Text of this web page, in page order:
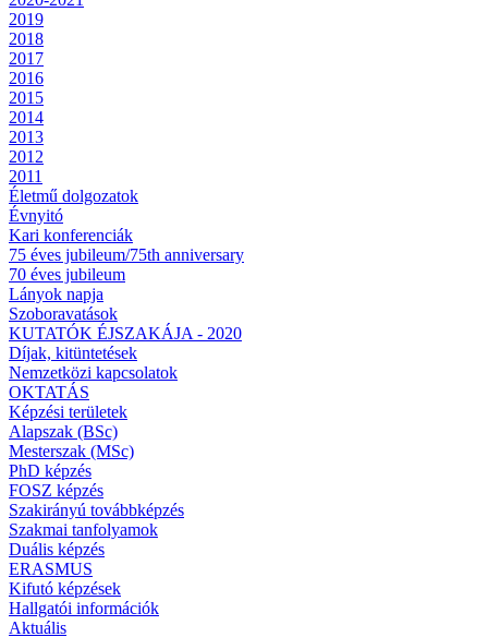
2019
2018
2017
2016
2015
2014
2013
2012
2011
Életmű dolgozatok
Évnyitó
Kari konferenciák
75 éves jubileum/75th anniversary
70 éves jubileum
Lányok napja
Szoboravatások
KUTATÓK ÉJSZAKÁJA - 2020
Díjak, kitüntetések
Nemzetközi kapcsolatok
OKTATÁS
Képzési területek
Alapszak (BSc)
Mesterszak (MSc)
PhD képzés
FOSZ képzés
Szakirányú továbbképzés
Szakmai tanfolyamok
Duális képzés
ERASMUS
Kifutó képzések
Hallgatói információk
Aktuális